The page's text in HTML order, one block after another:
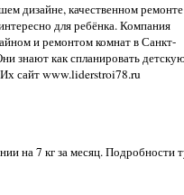
дизайне, качественном
для ребёнка. Компания
и ремонтом комнат в Санкт-
знают как спланировать
сайт www.liderstroi78.ru
на 7 кг за месяц. Подробности